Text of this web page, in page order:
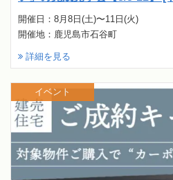
開催日：8月8日(土)〜11日(火)
開催地：鹿児島市石谷町
詳細を見る
イベント